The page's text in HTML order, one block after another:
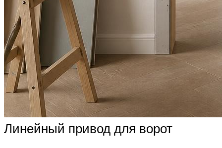
Линейный привод для ворот